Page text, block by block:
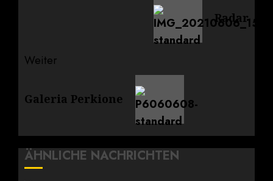
Radar
Weiter
Beitrag:
Galeria Perkione
ÄHNLICHE NACHRICHTEN